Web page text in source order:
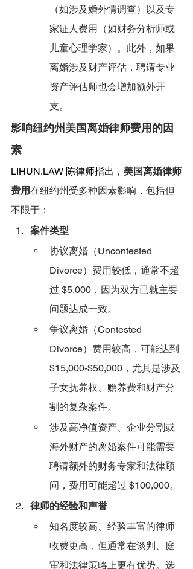
（如涉及婚外情调查）以及专
家证人费用（如财务分析师或
儿童心理学家）。此外，如果
离婚涉及财产评估，聘请专业
资产评估师也会增加额外开
支。
影响纽约州美国离婚律师费用的因
素
LIHUN.LAW 陈律师指出， 美国离婚律师
费用在纽约州受多种因素影响，包括但
不限于：
案件类型
协议离婚（Uncontested
Divorce）费用较低，通常不超
过 $5,000，因为双方已就主要
问题达成一致。
争议离婚（Contested
Divorce）费用较高，可能达到
$15,000-$50,000，尤其是涉及
子女抚养权、赡养费和财产分
割的复杂案件。
涉及高净值资产、企业分割或
海外财产的离婚案件可能需要
聘请额外的财务专家和法律顾
问，费用可能超过 $100,000。
律师的经验和声誉
知名度较高、经验丰富的律师
收费更高，但通常在谈判、庭
审和法律策略上更有优势。选